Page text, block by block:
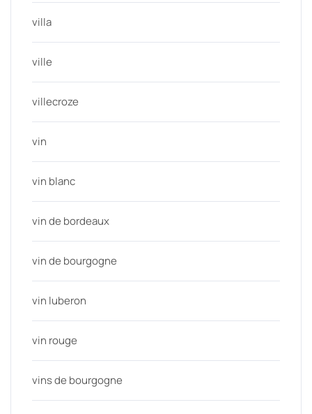
villa
ville
villecroze
vin
vin blanc
vin de bordeaux
vin de bourgogne
vin luberon
vin rouge
vins de bourgogne